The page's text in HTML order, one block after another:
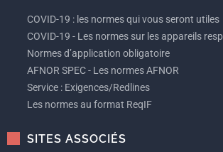
COVID-19 : les normes qui vous seront utiles
COVID-19 - Les normes sur les appareils
Normes d’application obligatoire
AFNOR SPEC - Les normes AFNOR
Service : Exigences/Redlines
Les normes au format ReqIF
SITES ASSOCIÉS